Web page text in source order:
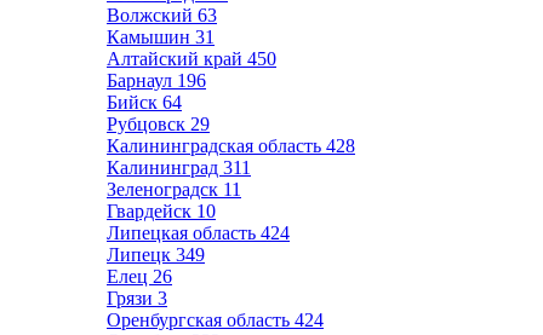
Волжский 63
Камышин 31
Алтайский край 450
Барнаул 196
Бийск 64
Рубцовск 29
Калининградская область 428
Калининград 311
Зеленоградск 11
Гвардейск 10
Липецкая область 424
Липецк 349
Елец 26
Грязи 3
Оренбургская область 424